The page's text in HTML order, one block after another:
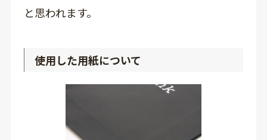
と思われます。
使用した用紙について